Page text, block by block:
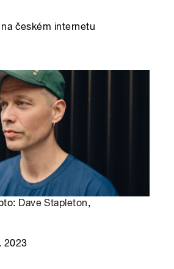
českém internetu
Dave Stapleton,
2023